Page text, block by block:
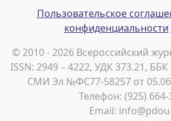
Пользовательское
конфиденциальности
© 2010 - 2026 Всероссийский
ISSN: 2949 – 4222, УДК 373.21,
СМИ Эл №ФС77-58257 от
Телефон: (925) 664-
Email: